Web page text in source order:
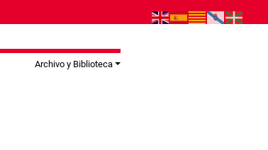
Archivo y Biblioteca